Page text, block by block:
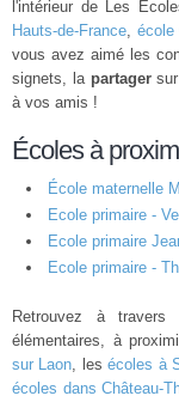
l'intérieur de Les
Hauts-de-France, école
vous avez aimé les
signets, la partagersur
à vos amis !
Écoles à
École maternelle
Ecole primaire -
Ecole primaire
Ecole primaire -
Retrouvez à travers
élémentaires, à
sur Laon, lesécoles à
écoles dans Château-